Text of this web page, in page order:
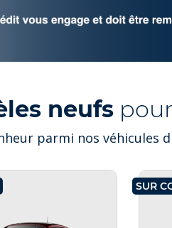
neufs
parmi nos véhicules
SUR